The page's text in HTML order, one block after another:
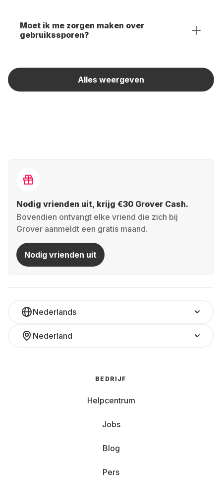
Moet ik me zorgen maken over
gebruikssporen?
Alles weergeven
Nodig vrienden uit, krijg €30 Grover Cash.
Bovendien ontvangt elke vriend die zich bij
Grover aanmeldt een gratis maand.
Nodig vrienden uit
Nederlands
Nederland
BEDRIJF
Helpcentrum
Jobs
Blog
Pers